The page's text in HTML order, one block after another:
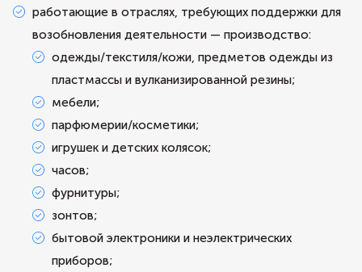
работающие в отраслях, требующих поддержки для
возобновления деятельности — производство:
одежды/текстиля/кожи, предметов одежды из
пластмассы и вулканизированной резины;
мебели;
парфюмерии/косметики;
игрушек и детских колясок;
часов;
фурнитуры;
зонтов;
бытовой электроники и неэлектрических
приборов;